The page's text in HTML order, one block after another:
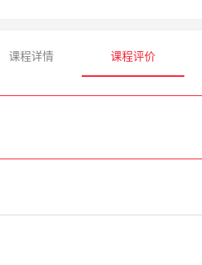
课程详情 课程评价